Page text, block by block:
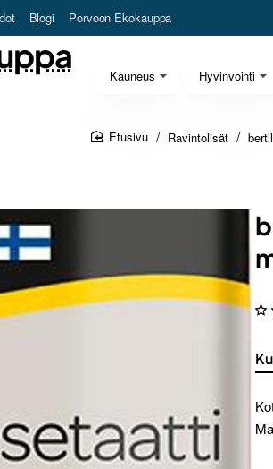
Blogi Porvoon Ekokauppa
Kauneus Hyvinvointi
Ravintolisät